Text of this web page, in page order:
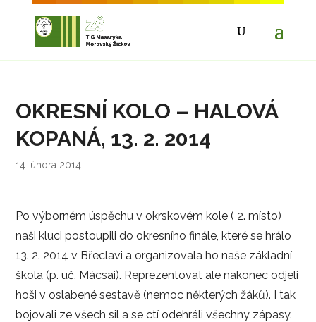
OKRESNÍ KOLO – HALOVÁ
KOPANÁ, 13. 2. 2014
14. února 2014
Po výborném úspěchu v okrskovém kole ( 2. místo)
naši kluci postoupili do okresního finále, které se hrálo
13. 2. 2014 v Břeclavi a organizovala ho naše základní
škola (p. uč. Mácsai). Reprezentovat ale nakonec odjeli
hoši v oslabené sestavě (nemoc některých žáků). I tak
bojovali ze všech sil a se ctí odehráli všechny zápasy.